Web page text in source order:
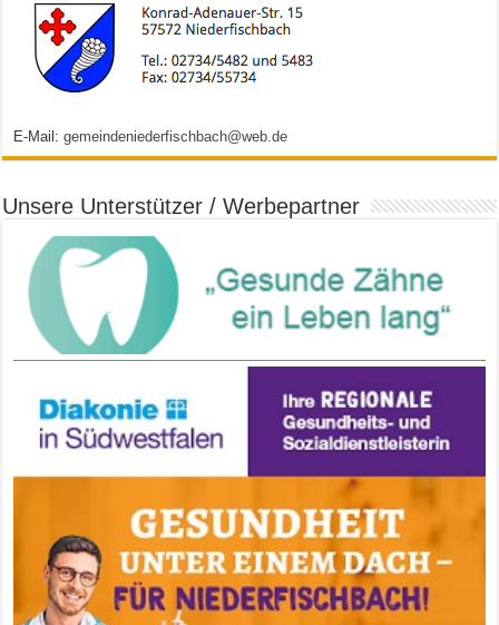
E-Mail:gemeindeniederfischbach@web.de
Unsere Unterstützer / Werbepartner